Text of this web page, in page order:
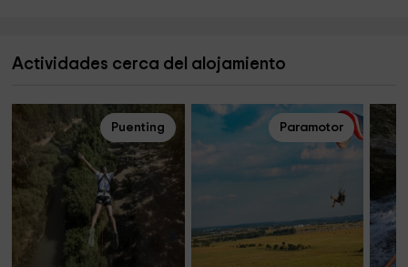
Actividades cerca del alojamiento
Puenting Paramotor